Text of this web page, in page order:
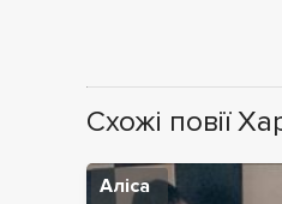
Схожі повії
Аліса